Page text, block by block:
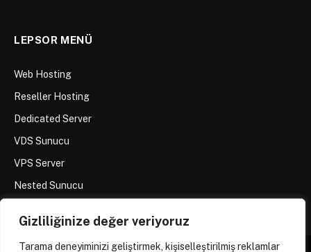
Gizliliğinize değer veriyoruz
Tarama deneyiminizi geliştirmek, kişiselleştirilmiş reklamlar
LEPSOR MENÜ
Web Hosting
Reseller Hosting
Dedicated Server
VDS Sunucu
VPS Server
Nested Sunucu